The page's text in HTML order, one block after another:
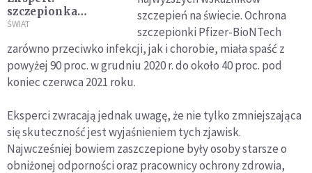
szczepionka
jednodawkowa
skuteczność
ŚWIAT
szczepień na świecie. Ochrona
szczepionki Pfizer-BioNTech
zarówno przeciwko infekcji, jak i chorobie, miała spaść z
powyżej 90 proc. w grudniu 2020 r. do około 40 proc. pod
koniec czerwca 2021 roku.
Eksperci zwracają jednak uwagę, że nie tylko zmniejszająca
się skuteczność jest wyjaśnieniem tych zjawisk.
Najwcześniej bowiem zaszczepione były osoby starsze o
obniżonej odporności oraz pracownicy ochrony zdrowia,